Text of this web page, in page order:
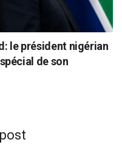
le président nigérian
de son